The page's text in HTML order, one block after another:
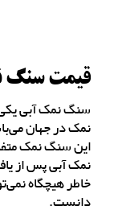
قیمت سنگ
سنگ نمک آبی یکی
نمک در جهان
این سنگ نمک
نمک آبی پس از
خاطر هیچگاه
دانست.